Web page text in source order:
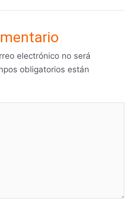
electrónico no será
obligatorios están